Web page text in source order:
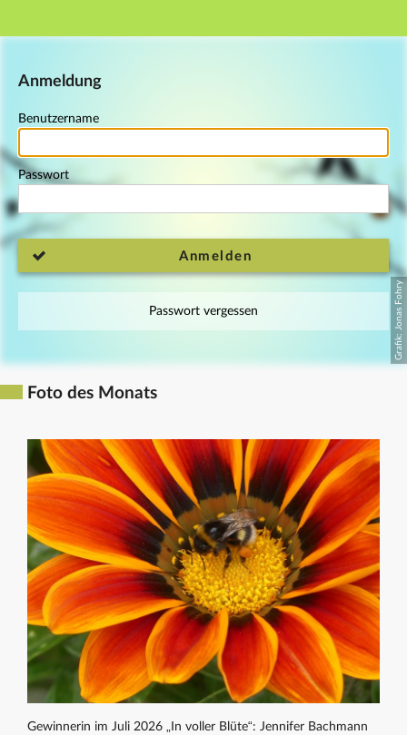
Hauptnavigation
Anmeldung
Benutzername
Passwort
Anmelden
Passwort vergessen
Foto des Monats
Gewinnerin im Juli 2026 „In voller Blüte“: Jennifer Bachmann